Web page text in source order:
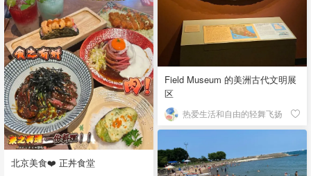
Field Museum 的美洲古代文明展
区
热爱生活和自由的轻舞飞扬
北京美食❤️ 正丼食堂